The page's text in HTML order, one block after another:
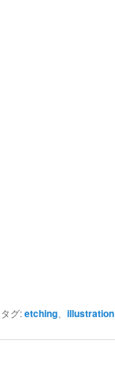
タグ:etching illustration